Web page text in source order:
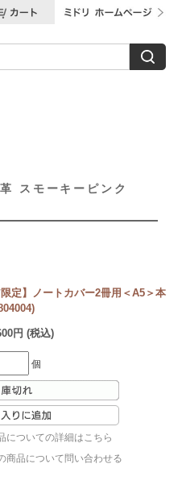
スモーキーピンク
定】ノートカバー2冊用＜A5＞本
円 (税込)
個
についての詳細はこちら
商品について問い合わせる